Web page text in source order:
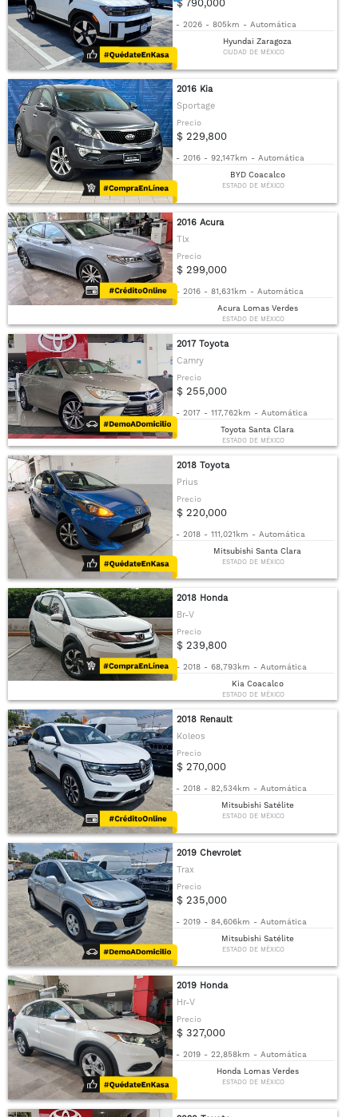
$ 790,000
- 2026 - 805km - Automática
Hyundai Zaragoza
CIUDAD DE MÉXICO
2016 Kia
Sportage
Precio
$ 229,800
- 2016 - 92,147km - Automática
BYD Coacalco
ESTADO DE MÉXICO
2016 Acura
Tlx
Precio
$ 299,000
- 2016 - 81,631km - Automática
Acura Lomas Verdes
ESTADO DE MÉXICO
2017 Toyota
Camry
Precio
$ 255,000
- 2017 - 117,762km - Automática
Toyota Santa Clara
ESTADO DE MÉXICO
2018 Toyota
Prius
Precio
$ 220,000
- 2018 - 111,021km - Automática
Mitsubishi Santa Clara
ESTADO DE MÉXICO
2018 Honda
Br-V
Precio
$ 239,800
- 2018 - 68,793km - Automática
Kia Coacalco
ESTADO DE MÉXICO
2018 Renault
Koleos
Precio
$ 270,000
- 2018 - 82,534km - Automática
Mitsubishi Satélite
ESTADO DE MÉXICO
2019 Chevrolet
Trax
Precio
$ 235,000
- 2019 - 84,606km - Automática
Mitsubishi Satélite
ESTADO DE MÉXICO
2019 Honda
Hr-V
Precio
$ 327,000
- 2019 - 22,858km - Automática
Honda Lomas Verdes
ESTADO DE MÉXICO